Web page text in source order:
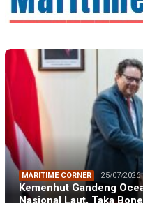
MARITIME CORNER 25/07/2026
Kemenhut Gandeng
Nasional Laut, Taka